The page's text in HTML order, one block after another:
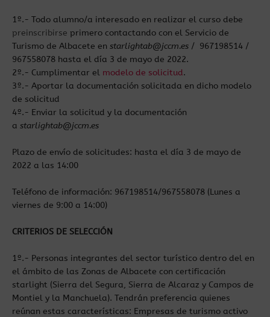
1º.- Todo alumno/a interesado en realizar el curso debe
preinscribirse primero contactando con el Servicio de
Turismo de Albacete en starlightab@jccm.es / 967198514 /
967558078 hasta el día 3 de mayo de 2022.
2º.- Cumplimentar el modelo de solicitud.
3º.- Aportar la documentación solicitada en dicho modelo
de solicitud
4º.- Enviar la solicitud y la documentación
a starlightab@jccm.es
Plazo de envío de solicitudes: hasta el día 3 de mayo de
2022 a las 14:00
Teléfono de información: 967198514/967558078 (Lunes a
viernes de 9:00 a 14:00)
CRITERIOS DE SELECCIÓN
1º.- Personas integrantes del sector turístico dentro del en
el ámbito de las Zonas de Albacete con certificación
starlight (Sierra del Segura, Sierra de Alcaraz y Campos de
Montiel y la Manchuela). Tendrán preferencia quienes
reúnan estas características: Empresas de turismo activo